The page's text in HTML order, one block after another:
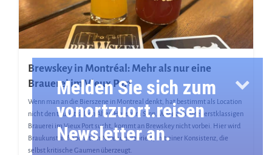
Brewskey in Montréal: Mehr als nur eine
Brauerei im Vieux Port
Wenn man an die Bierszene in Montreal denkt, hat bestimmt als Location
nicht den touristischen Alten Hafen im Sinn. Wer nach einer erstklassigen
Brauerei im Vieux Port sucht, kommt an Brewskey nicht vorbei. Hier wird
Braukunst auf höchstem Niveau zelebriert, mit einer Konsistenz, die
selbst kritische Gaumen überzeugt.
Melden Sie sich zum
vonortzuort.reisen
Newsletter an.